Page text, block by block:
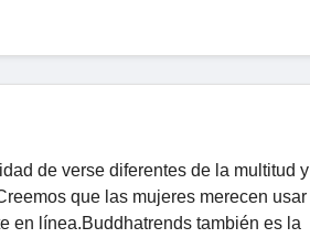
de verse diferentes de la multitud y
que las mujeres merecen usar
en línea.Buddhatrends también es la